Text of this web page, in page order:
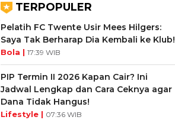
TERPOPULER
Pelatih FC Twente Usir Mees Hilgers:
Saya Tak Berharap Dia Kembali ke Klub!
Bola | 17:39 WIB
PIP Termin II 2026 Kapan Cair? Ini
Jadwal Lengkap dan Cara Ceknya agar
Dana Tidak Hangus!
Lifestyle | 07:36 WIB